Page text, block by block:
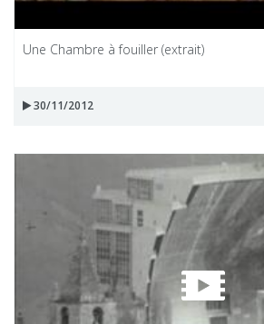
Une Chambre à fouiller (extrait)
30/11/2012